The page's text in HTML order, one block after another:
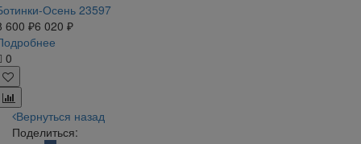
Осень 23597
600 ₽6 020 ₽
0
Вернуться назад
Поделиться: